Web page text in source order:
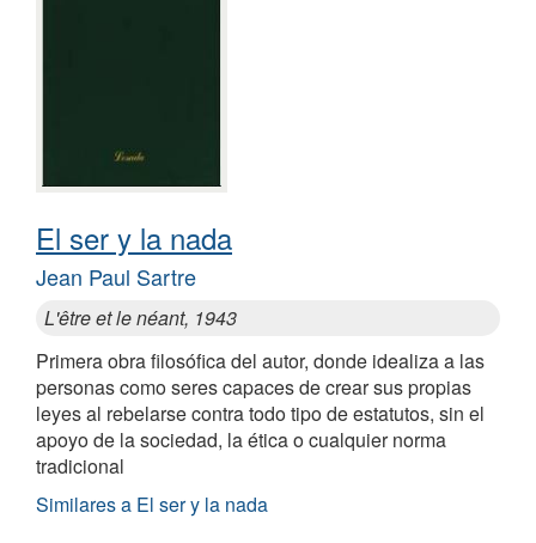
El ser y la nada
Jean Paul Sartre
L'être et le néant, 1943
Primera obra filosófica del autor, donde idealiza a las
personas como seres capaces de crear sus propias
leyes al rebelarse contra todo tipo de estatutos, sin el
apoyo de la sociedad, la ética o cualquier norma
tradicional
Similares a El ser y la nada